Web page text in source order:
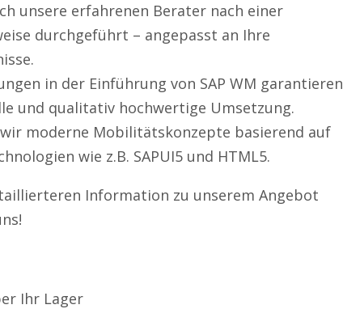
unsere erfahrenen Berater nach einer
durchgeführt – angepasst an Ihre
in der Einführung von SAP WM garantieren
und qualitativ hochwertige Umsetzung.
moderne Mobilitätskonzepte basierend auf
wie z.B. SAPUI5 und HTML5.
Information zu unserem Angebot
Ihr Lager